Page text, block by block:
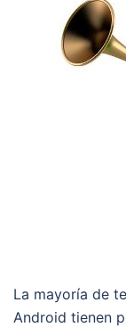
La mayoría de
Android tienen